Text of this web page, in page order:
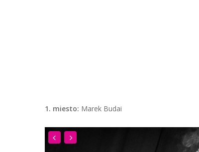
1. miesto: Marek Budai